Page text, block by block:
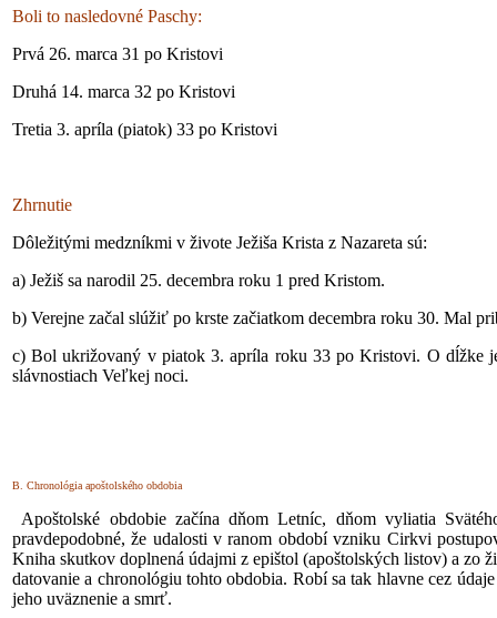
Boli to nasledovné Paschy:
Prvá 26. marca 31 po Kristovi
Druhá 14. marca 32 po Kristovi
Tretia 3. apríla (piatok) 33 po Kristovi
Zhrnutie
Dôležitými medzníkmi v živote Ježiša Krista z Nazareta sú:
a) Ježiš sa narodil 25. decembra roku 1 pred Kristom.
b) Verejne začal slúžiť po krste začiatkom decembra roku 30. Mal
c) Bol ukrižovaný v piatok 3. apríla roku 33 po Kristovi. O dĺžke
slávnostiach Veľkej noci.
B. Chronológia apoštolského obdobia
Apoštolské obdobie začína dňom Letníc, dňom vyliatia
pravdepodobné, že udalosti v ranom období vzniku Cirkvi
Kniha skutkov doplnená údajmi z epištol (apoštolských listov) a zo
datovanie a chronológiu tohto obdobia. Robí sa tak hlavne cez
jeho uväznenie a smrť.